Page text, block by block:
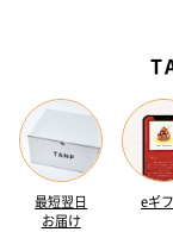
最短翌日
お届け
eギ